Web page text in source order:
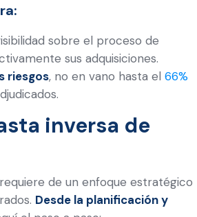
sobre el proceso de
sus adquisiciones.
riesgos, no en vano hasta el 66%
inversa de
de un enfoque estratégico
Desde la planificación y